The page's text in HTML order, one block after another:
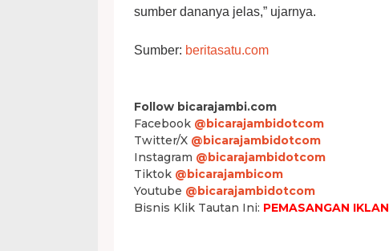
sumber dananya jelas,” ujarnya.
Sumber: beritasatu.com
Follow bicarajambi.com
Facebook @bicarajambidotcom
Twitter/X @bicarajambidotcom
Instagram @bicarajambidotcom
Tiktok @bicarajambicom
Youtube @bicarajambidotcom
Bisnis Klik Tautan Ini: PEMASANGAN IKLAN